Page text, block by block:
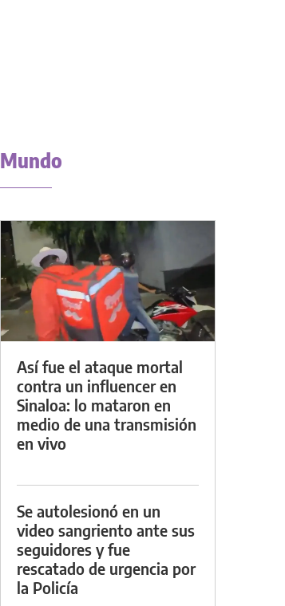
Mundo
Así fue el ataque mortal
contra un influencer en
Sinaloa: lo mataron en
medio de una transmisión
en vivo
Se autolesionó en un
video sangriento ante sus
seguidores y fue
rescatado de urgencia por
la Policía